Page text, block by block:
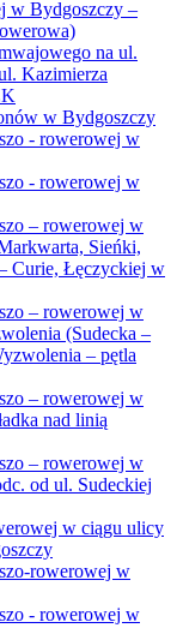
w Bydgoszczy –
na ul.
Kazimierza
w Bydgoszczy
- rowerowej w
- rowerowej w
– rowerowej w
Sieńki,
Curie, Łęczyckiej w
– rowerowej w
(Sudecka –
– pętla
– rowerowej w
nad linią
– rowerowej w
od ul. Sudeckiej
w ciągu ulicy
rowerowej w
- rowerowej w